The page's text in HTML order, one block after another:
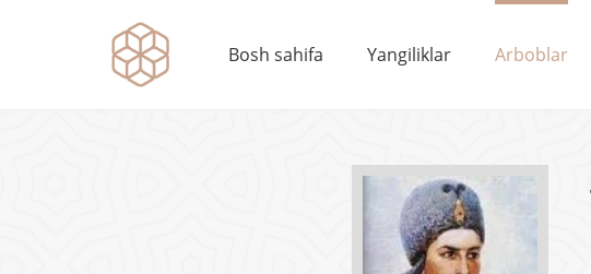
Bosh sahifa Yangiliklar Arboblar